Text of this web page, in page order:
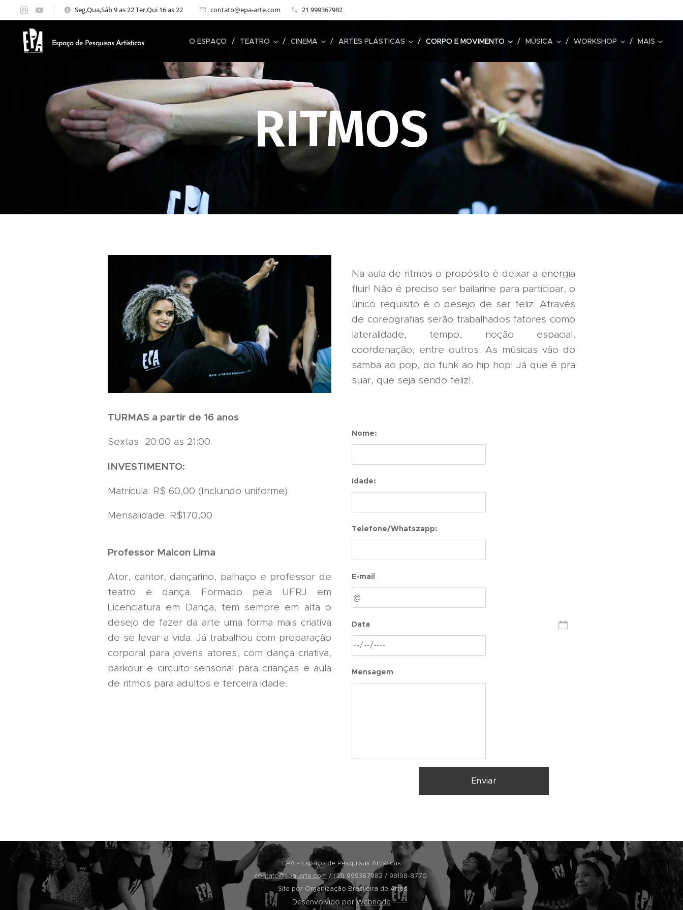
Seg,Qua,Sáb 9 as 22 Ter,Qui 16 as 22 contato@epa-arte.com 21 999367982
Espaço de Pesquisas Artísticas O ESPAÇO TEATRO CINEMA ARTES PLÁSTICAS CORPO E MOVIMENTO MÚSICA WORKSHOP MAIS
RITMOS
TURMAS a partir de 16 anos
Sextas 20:00 as 21:00
INVESTIMENTO:
Matrícula: R$ 60,00 (Incluindo uniforme)
Mensalidade: R$170,00
Professor Maicon Lima
Ator, cantor, dançarino, palhaço e professor de
teatro e dança. Formado pela UFRJ em
Licenciatura em Dança, tem sempre em alta o
desejo de fazer da arte uma forma mais criativa
de se levar a vida. Já trabalhou com preparação
corporal para jovens atores, com dança criativa,
parkour e circuito sensorial para crianças e aula
de ritmos para adultos e terceira idade.
Na aula de ritmos o propósito é deixar a energia
fluir! Não é preciso ser bailarine para participar, o
único requisito é o desejo de ser feliz. Através
de coreografias serão trabalhados fatores como
lateralidade, tempo, noção espacial,
coordenação, entre outros. As músicas vão do
samba ao pop, do funk ao hip hop! Já que é pra
suar, que seja sendo feliz!.
Nome:
Idade:
Telefone/Whatszapp:
E-mail
Data
Mensagem
Enviar
EPA - Espaço de Pesquisas Artísticas
contato@epa-arte.com / (21) 999367982 / 98198-8770
Site por Organização Brasileira de Artes
Desenvolvido porWebnode